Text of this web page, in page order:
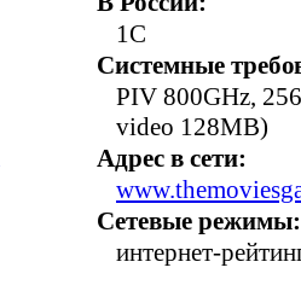
1C
Системные
PIV 800GHz,
video 128MB)
Адрес в сети:
Сетевые режимы:
интернет-